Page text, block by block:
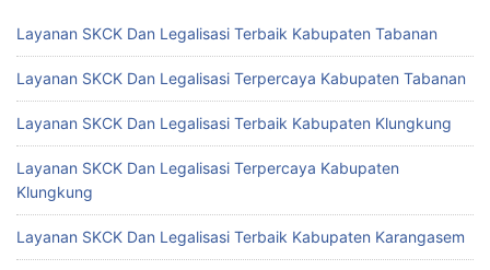
Layanan SKCK Dan Legalisasi Terbaik Kabupaten Tabanan
Layanan SKCK Dan Legalisasi Terpercaya Kabupaten Tabanan
Layanan SKCK Dan Legalisasi Terbaik Kabupaten Klungkung
Layanan SKCK Dan Legalisasi Terpercaya Kabupaten
Klungkung
Layanan SKCK Dan Legalisasi Terbaik Kabupaten Karangasem